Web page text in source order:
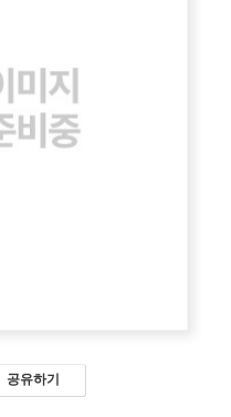
공유하기